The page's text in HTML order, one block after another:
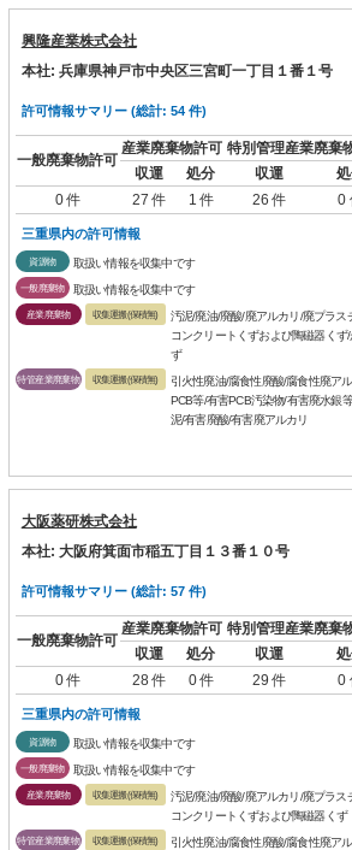
興隆産業株式会社
本社: 兵庫県神戸市中央区三宮町一丁目１番１号
許可情報サマリー (総計: 54 件)
一般廃棄物許可
産業廃棄物許可 特別管理産業廃棄
収運
処分 収運
0 件
27 件 1 件 26 件 0
三重県内の許可情報
資源物 取扱い情報を収集中です
一般廃棄物 取扱い情報を収集中です
産業廃棄物 収集運搬(保積無)
汚泥/廃油/廃酸/廃アルカリ/廃プラス
コンクリートくずおよび陶磁器くず
ず
特管産業廃棄物 収集運搬(保積無)
引火性廃油/腐食性廃酸/腐食性廃ア
PCB等/有害PCB汚染物/有害廃水銀
泥/有害廃酸/有害廃アルカリ
大阪薬研株式会社
本社: 大阪府箕面市稲五丁目１３番１０号
許可情報サマリー (総計: 57 件)
一般廃棄物許可
産業廃棄物許可 特別管理産業廃棄
収運
処分 収運
0 件
28 件 0 件 29 件 0
三重県内の許可情報
資源物 取扱い情報を収集中です
一般廃棄物 取扱い情報を収集中です
産業廃棄物 収集運搬(保積無)
汚泥/廃油/廃酸/廃アルカリ/廃プラス
コンクリートくずおよび陶磁器くず
特管産業廃棄物 収集運搬(保積無)
引火性廃油/腐食性廃酸/腐食性廃ア